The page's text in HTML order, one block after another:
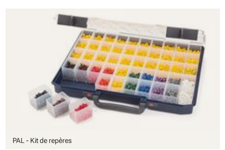
PAL - Kit de repères